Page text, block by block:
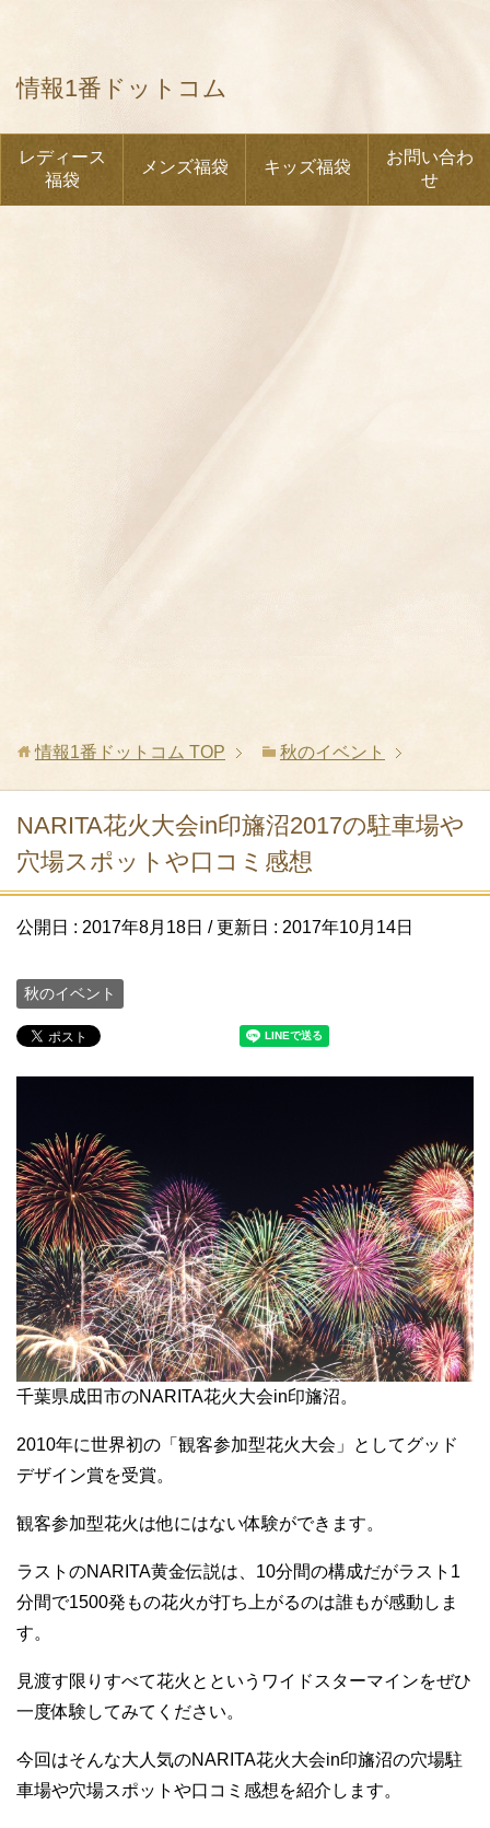
情報1番ドットコム
レディース
福袋
メンズ福袋 キッズ福袋
お問い合わ
せ
情報1番ドットコム TOP 秋のイベント
NARITA花火大会in印旛沼2017の駐車場や
穴場スポットや口コミ感想
公開日 : 2017年8月18日 / 更新日 : 2017年10月14日
秋のイベント
千葉県成田市のNARITA花火大会in印旛沼。
2010年に世界初の「観客参加型花火大会」としてグッド
デザイン賞を受賞。
観客参加型花火は他にはない体験ができます。
ラストのNARITA黄金伝説は、10分間の構成だがラスト1
分間で1500発もの花火が打ち上がるのは誰もが感動しま
す。
見渡す限りすべて花火とというワイドスターマインをぜひ
一度体験してみてください。
今回はそんな大人気のNARITA花火大会in印旛沼の穴場駐
車場や穴場スポットや口コミ感想を紹介します。